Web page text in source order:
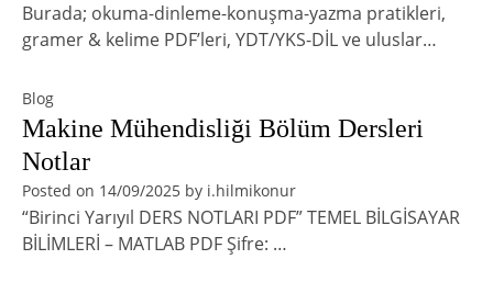
Burada; okuma-dinleme-konuşma-yazma pratikleri,
gramer & kelime PDF’leri, YDT/YKS-DİL ve uluslar…
Blog
Makine Mühendisliği Bölüm Dersleri
Notlar
Posted on 14/09/2025 by i.hilmikonur
“Birinci Yarıyıl DERS NOTLARI PDF” TEMEL BİLGİSAYAR
BİLİMLERİ – MATLAB PDF Şifre: …